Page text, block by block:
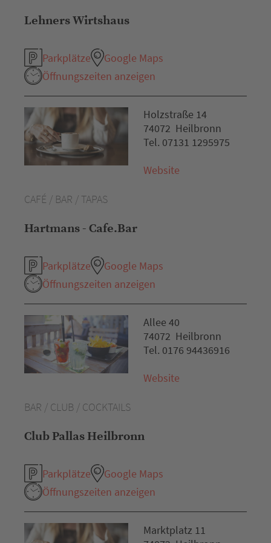
Lehners Wirtshaus
Parkplätze
Google Maps
Öffnungszeiten anzeigen
CAFÉ / BAR / TAPAS
Hartmans - Cafe.Bar
Parkplätze
Google Maps
Öffnungszeiten anzeigen
Holzstraße 14
74072 Heilbronn
Tel. 07131 1295975
Website
BAR / CLUB / COCKTAILS
Club Pallas Heilbronn
Parkplätze
Google Maps
Öffnungszeiten anzeigen
Allee 40
74072 Heilbronn
Tel. 0176 94436916
Website
Marktplatz 11